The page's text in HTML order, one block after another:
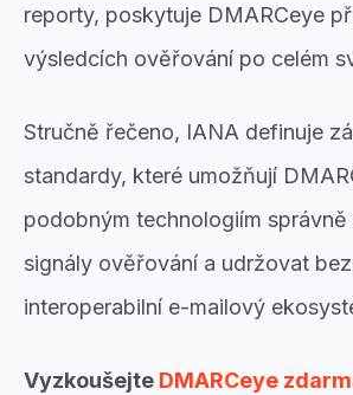
reporty, poskytuje DMARCeye
výsledcích ověřování po celém
Stručně řečeno, IANA definuje
standardy, které umožňují
podobným technologiím
signály ověřování a udržovat
interoperabilní e-mailový
Vyzkoušejte DMARCeye